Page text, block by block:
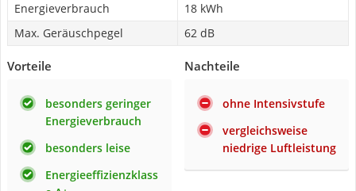
Energieverbrauch
18 kWh
Max. Geräuschpegel
62 dB
Vorteile
besonders geringer
Energieverbrauch
besonders leise
Energieeffizienzklass
Nachteile
ohne Intensivstufe
vergleichsweise
niedrige Luftleistung